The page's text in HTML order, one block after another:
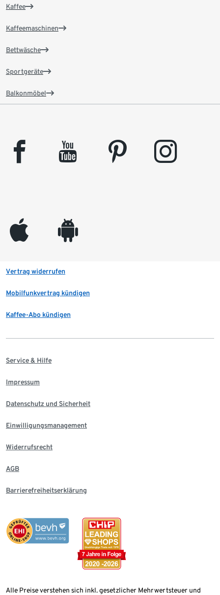
Kaffee
Kaffeemaschinen
Bettwäsche
Sportgeräte
Balkonmöbel
facebook youtube pinterest instagram
appleinc android
Vertrag widerrufen
Mobilfunkvertrag kündigen
Kaffee-Abo kündigen
Service & Hilfe
Impressum
Datenschutz und Sicherheit
Einwilligungsmanagement
Widerrufsrecht
AGB
Barrierefreiheitserklärung
Alle Preise verstehen sich inkl. gesetzlicher Mehrwertsteuer und